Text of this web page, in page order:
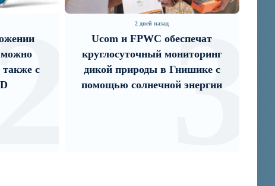
Ucom и FPWC обеспечат
круглосуточный мониторинг
дикой природы в Гнишике с
помощью солнечной энергии
3
IDBank
карту
путешествий и